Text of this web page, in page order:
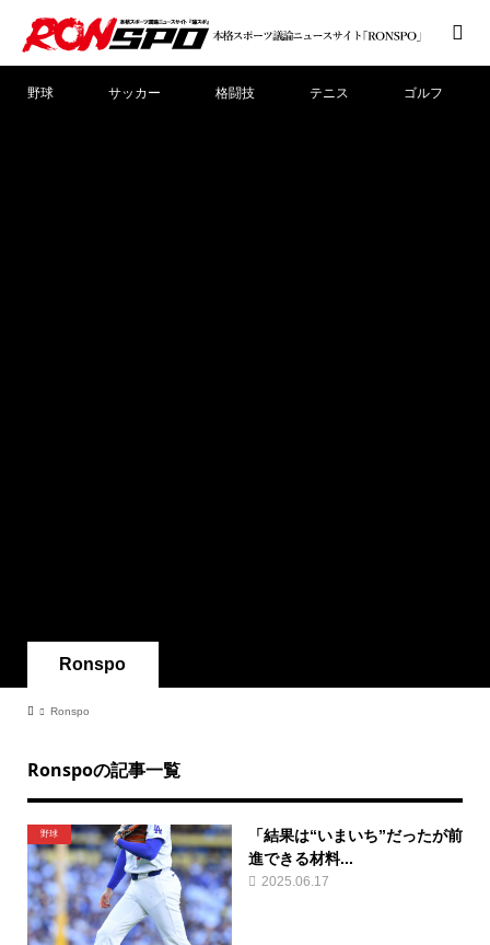
野球 サッカー 格闘技 テニス ゴルフ
Ronspo
Ronspo
Ronspoの記事一覧
野球
「結果は“いまいち”だったが前
進できる材料...
2025.06.17